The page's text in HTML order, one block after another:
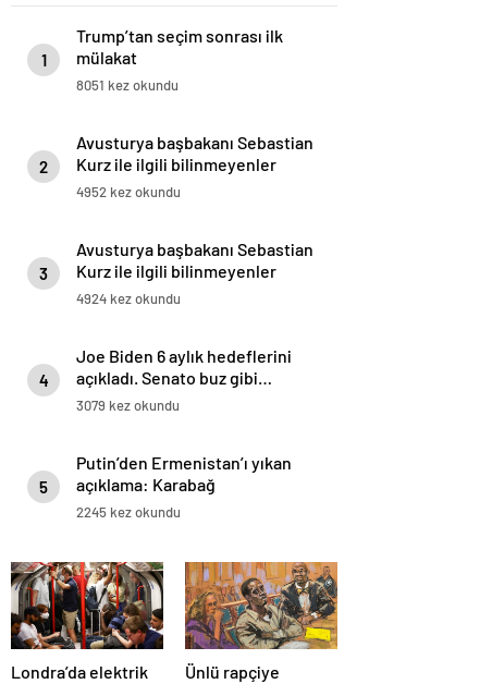
1
Trump’tan seçim sonrası ilk
mülakat
8051 kez okundu
2
Avusturya başbakanı Sebastian
Kurz ile ilgili bilinmeyenler
4952 kez okundu
3
Avusturya başbakanı Sebastian
Kurz ile ilgili bilinmeyenler
4924 kez okundu
4
Joe Biden 6 aylık hedeflerini
açıkladı. Senato buz gibi…
3079 kez okundu
5
Putin’den Ermenistan’ı yıkan
açıklama: Karabağ
Azerbaycan’ın ayrılmaz bir
2245 kez okundu
Londra’da elektrik
Ünlü rapçiye